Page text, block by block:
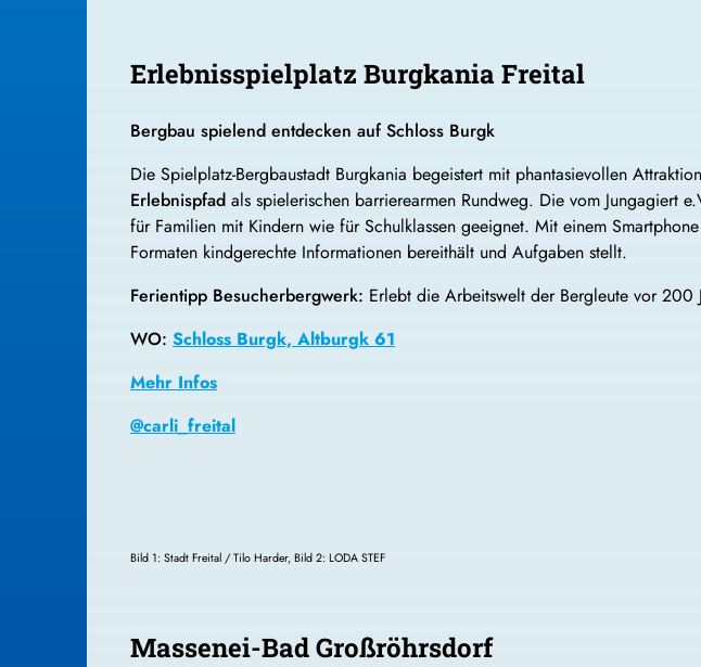
Erlebnisspielplatz Burgkania Freital
Bergbau spielend entdecken auf Schloss Burgk
Die Spielplatz-Bergbaustadt Burgkania begeistert mit phantasievollen
Erlebnispfad als spielerischen barrierearmen Rundweg. Die vom Jungagiert
für Familien mit Kindern wie für Schulklassen geeignet. Mit einem
Formaten kindgerechte Informationen bereithält und Aufgaben stellt.
Ferientipp Besucherbergwerk: Erlebt die Arbeitswelt der Bergleute vor 200
WO: Schloss Burgk, Altburgk 61
Mehr Infos
@carli_freital
Bild 1: Stadt Freital / Tilo Harder, Bild 2: LODA STEF
Massenei-Bad Großröhrsdorf